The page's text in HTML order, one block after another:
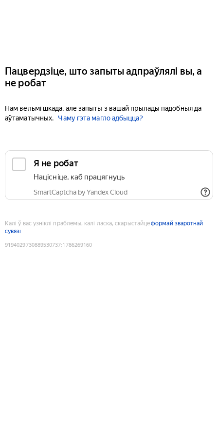
Пацвердзіце, што запыты адпраўлялі вы, а
не робат
Нам вельмі шкада, але запыты з вашай прылады падобныя да
аўтаматычных.
Чаму гэта магло адбыцца?
Я не робат
Націсніце, каб працягнуць
SmartCaptcha by Yandex Cloud
Калі ў вас узніклі праблемы, калі ласка, скарыстайцеформай зваротнай
сувязі
9194029730889530737:1786269160